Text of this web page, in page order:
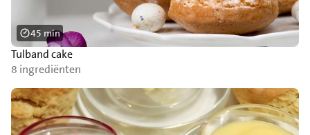
Tulband cake
8 ingrediënten
45 min